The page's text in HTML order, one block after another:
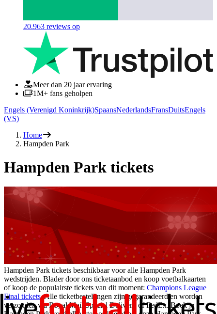
20.963 reviews op
Meer dan 20 jaar ervaring
1M+ fans geholpen
Engels (Verenigd Koninkrijk)SpaansNederlandsFransDuitsEngels
(VS)
Home
Hampden Park
Hampden Park tickets
Hampden Park tickets beschikbaar voor alle Hampden Park
wedstrijden. Blader door ons ticketaanbod en koop voetbalkaarten
of koop de populairste tickets van dit moment: Champions League
Final tickets. Alle ticketbestellingen zijn gegarandeerd en worden
verzonden via Royal Mail Special Delivery of FedEx. Boek je